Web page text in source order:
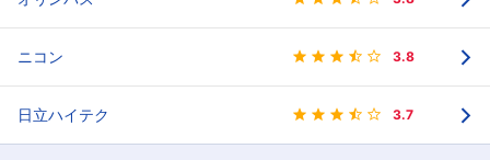
ニコン 3.8
日立ハイテク 3.7